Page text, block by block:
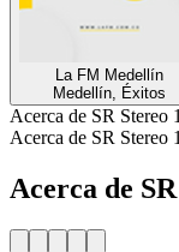
La FM Medellín
Medellín, Éxitos
Acerca de SR Stereo
Acerca de SR Stereo
Acerca de